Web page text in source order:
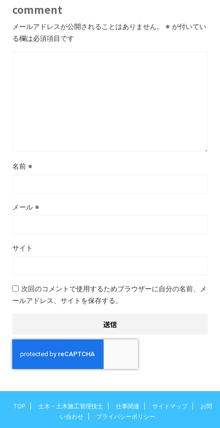
comment
メールアドレスが公開されることはありません。 ※ が付いてい
る欄は必須項目です
名前 ※
メール ※
サイト
次回のコメントで使用するためブラウザーに自分の名前、メ
ールアドレス、サイトを保存する。
TOP 土木・土木施工管理技士 仕事関連 サイトマップ
お問
い合わせ
プライバシーポリシー